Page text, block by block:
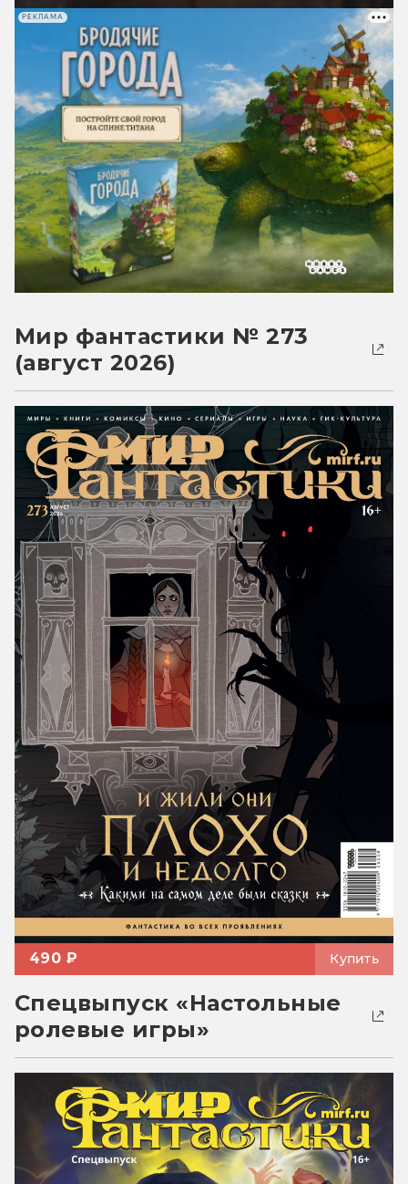
РЕКЛАМА
Мир фантастики № 273
(август 2026)
490 ₽ Купить
Спецвыпуск «Настольные
ролевые игры»